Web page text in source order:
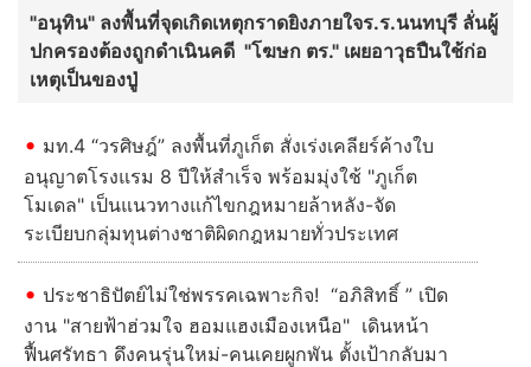
"อนุทิน" ลงพื้นที่จุดเกิดเหตุกราดยิงภายใจร.ร.นนทบุรี ลั่นผู้
ปกครองต้องถูกดําเนินคดี "โฆษก ตร." เผยอาวุธปืนใช้ก่อ
เหตุเป็นของปู่
มท.4 “วรศิษฎ์” ลงพื้นที่ภูเก็ต สั่งเร่งเคลียร์ค้างใบ
อนุญาตโรงแรม 8 ปีให้สำเร็จ พร้อมมุ่งใช้ "ภูเก็ต
โมเดล" เป็นแนวทางแก้ไขกฎหมายล้าหลัง-จัด
ระเบียบกลุ่มทุนต่างชาติผิดกฎหมายทั่วประเทศ
ประชาธิปัตย์ไม่ใช่พรรคเฉพาะกิจ! “อภิสิทธิ์ ” เปิด
งาน "สายฟ้าฮ่วมใจ ฮอมแฮงเมืองเหนือ" เดินหน้า
ฟื้นศรัทธา ดึงคนรุ่นใหม่-คนเคยผูกพัน ตั้งเป้ากลับมา